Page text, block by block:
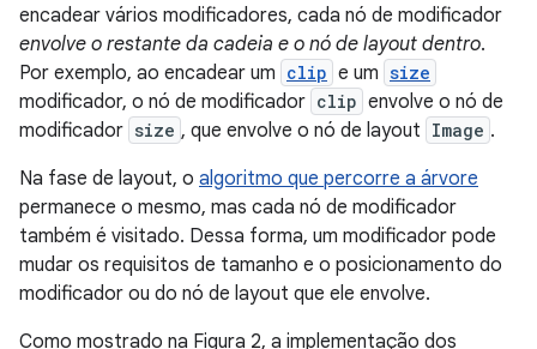
encadear vários modificadores, cada nó de modificador
envolve o restante da cadeia e o nó de layout dentro.
Por exemplo, ao encadear um clip e um size
modificador, o nó de modificador clip envolve o nó de
modificador size , que envolve o nó de layout Image .
Na fase de layout, o algoritmo que percorre a árvore
permanece o mesmo, mas cada nó de modificador
também é visitado. Dessa forma, um modificador pode
mudar os requisitos de tamanho e o posicionamento do
modificador ou do nó de layout que ele envolve.
Como mostrado na Figura 2, a implementação dos